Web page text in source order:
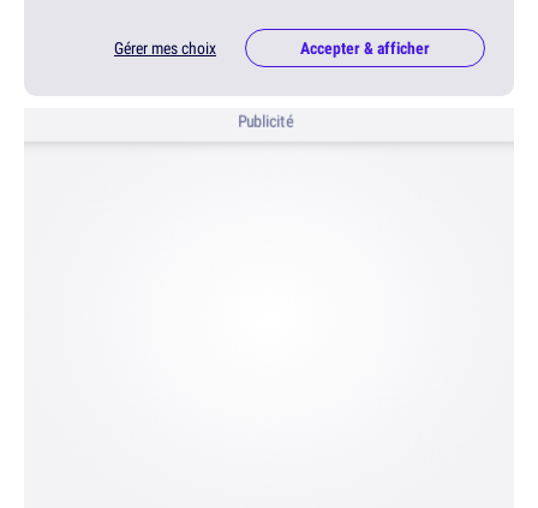
Gérer mes choix Accepter & afficher
Publicité